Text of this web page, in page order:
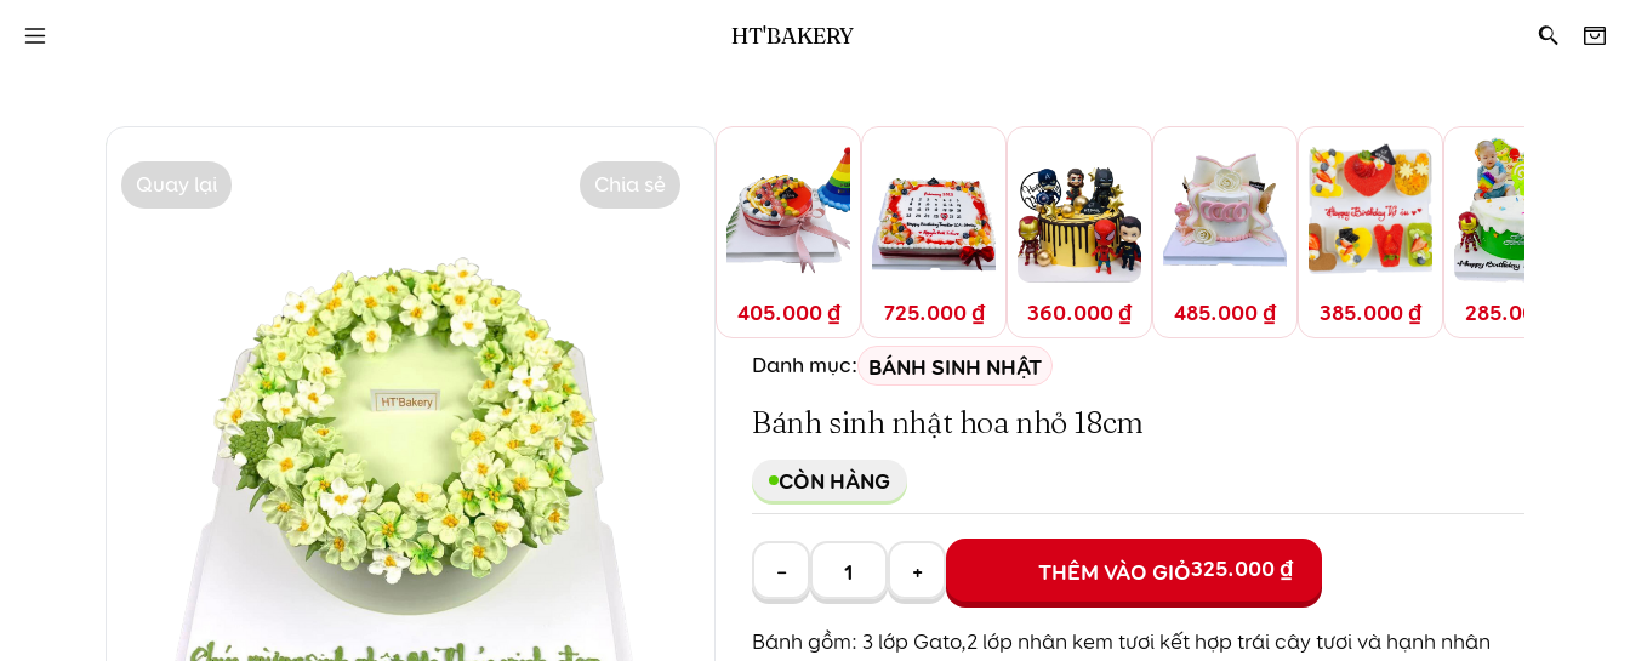
Quay lại Chia sẻ
405.000₫ 725.000₫ 360.000₫ 485.000₫ 385.000₫ 285.000
Danh mục: BÁNH SINH NHẬT
Bánh sinh nhật hoa nhỏ 18cm
CÒN HÀNG
− + THÊM VÀO GIỎ325.000₫
Bánh gồm: 3 lớp Gato,2 lớp nhân kem tươi kết hợp trái cây tươi và hạnh nhân
HT'BAKERY